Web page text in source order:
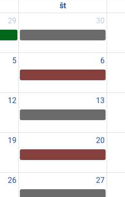
št
29 30
5 6
12 13
19 20
26 27